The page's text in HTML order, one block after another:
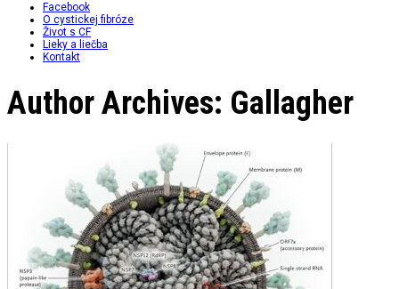
Facebook
O cystickej fibróze
Život s CF
Lieky a liečba
Kontakt
Author Archives: Gallagher